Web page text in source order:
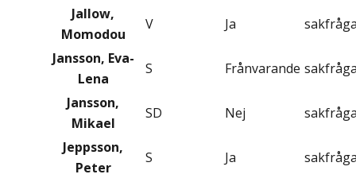
Jallow,
Momodou
V Ja
Jansson, Eva-
Lena
S Frånvarande
Jansson,
Mikael
SD Nej
Jeppsson,
Peter
S Ja